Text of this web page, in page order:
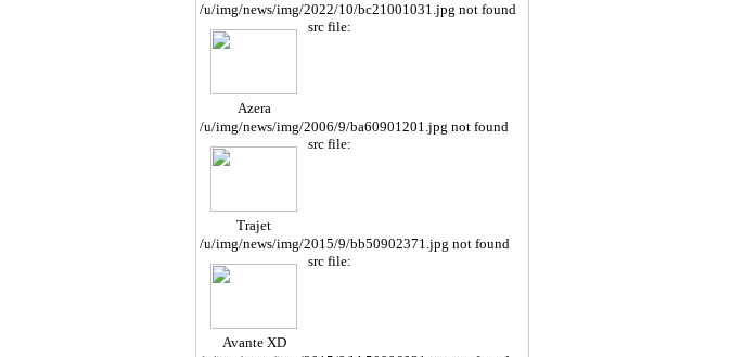
/u/img/news/img/2022/10/bc21001031.jpg not found
Azera
src file:
/u/img/news/img/2006/9/ba60901201.jpg not found
Trajet
src file:
/u/img/news/img/2015/9/bb50902371.jpg not found
Avante XD
src file: